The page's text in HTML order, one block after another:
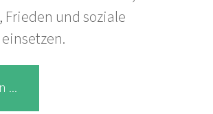
und soziale
...